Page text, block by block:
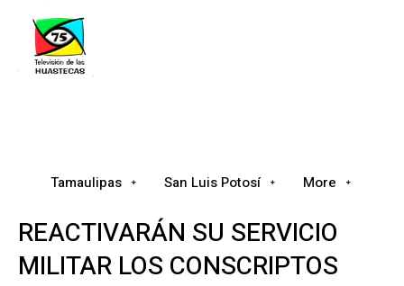
Tamaulipas San Luis Potosí More
REACTIVARÁN SU SERVICIO
MILITAR LOS CONSCRIPTOS